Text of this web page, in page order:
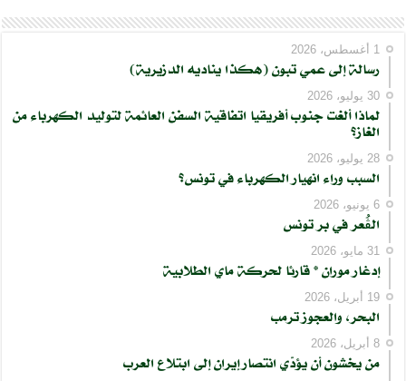
1 أغسطس، 2026
رسالة إلى عمي تبون (هكذا يناديه الدزيرية)
30 يوليو، 2026
لماذا ألغت جنوب أفريقيا اتفاقية السفن العائمة لتوليد الكهرباء من
الغاز؟
28 يوليو، 2026
السبب وراء انهيار الكهرباء في تونس؟
6 يونيو، 2026
الڨُعر في بر تونس
31 مايو، 2026
إدغار موران * قارئا لحركة ماي الطلابية
19 أبريل، 2026
البحر، والعجوز ترمب
8 أبريل، 2026
من يخشون أن يؤدّي انتصار إيران إلى ابتلاع العرب